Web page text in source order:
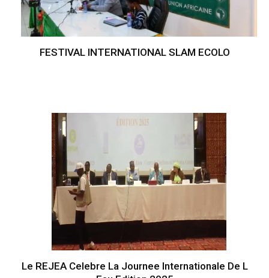
FESTIVAL INTERNATIONAL SLAM ECOLO
Le REJEA Celebre La Journee Internationale De L